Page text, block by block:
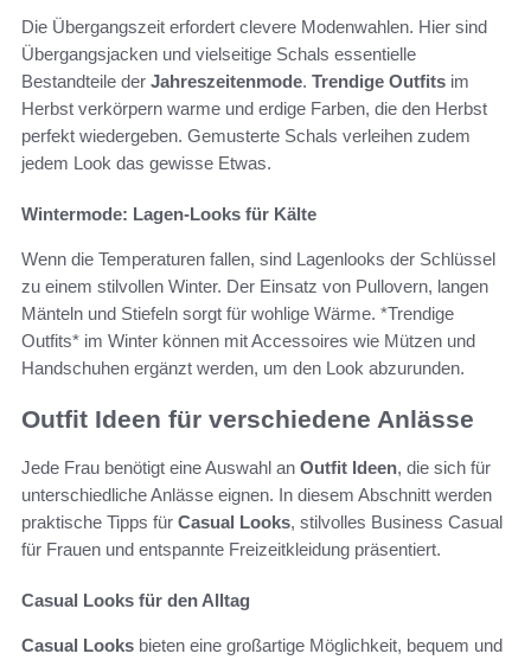
Die Übergangszeit erfordert clevere Modenwahlen. Hier sind
Übergangsjacken und vielseitige Schals essentielle
Bestandteile der Jahreszeitenmode. Trendige Outfits im
Herbst verkörpern warme und erdige Farben, die den Herbst
perfekt wiedergeben. Gemusterte Schals verleihen zudem
jedem Look das gewisse Etwas.
Wintermode: Lagen-Looks für Kälte
Wenn die Temperaturen fallen, sind Lagenlooks der Schlüssel
zu einem stilvollen Winter. Der Einsatz von Pullovern, langen
Mänteln und Stiefeln sorgt für wohlige Wärme. *Trendige
Outfits* im Winter können mit Accessoires wie Mützen und
Handschuhen ergänzt werden, um den Look abzurunden.
Outfit Ideen für verschiedene Anlässe
Jede Frau benötigt eine Auswahl an Outfit Ideen, die sich für
unterschiedliche Anlässe eignen. In diesem Abschnitt werden
praktische Tipps für Casual Looks, stilvolles Business Casual
für Frauen und entspannte Freizeitkleidung präsentiert.
Casual Looks für den Alltag
Casual Looks bieten eine großartige Möglichkeit, bequem und